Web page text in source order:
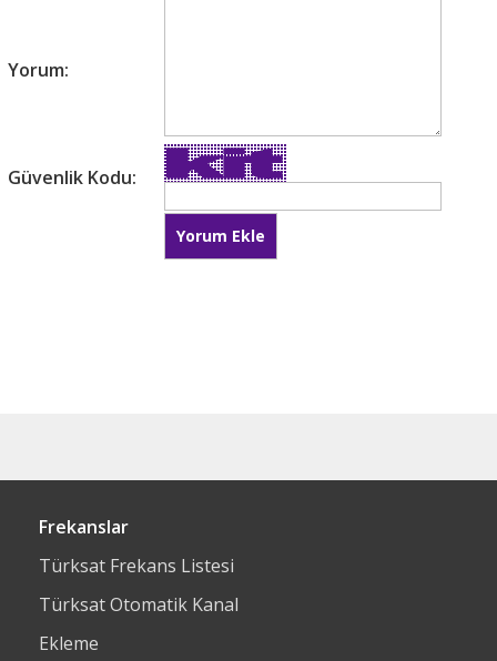
Yorum:
Güvenlik Kodu:
Frekanslar
Türksat Frekans Listesi
Türksat Otomatik Kanal
Ekleme